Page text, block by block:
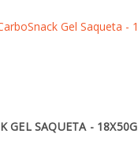
GEL SAQUETA - 18X50G